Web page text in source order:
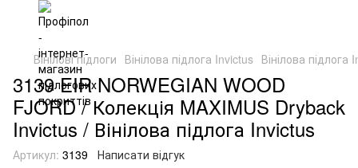
Вінілові підлоги Вінілова підлога Invictus Вінілова підлога
3139 EIR NORWEGIAN WOOD
FJORD / Колекція MAXIMUS Dryback
Invictus / Вінілова підлога Invictus
Артикул: 3139 Написати відгук